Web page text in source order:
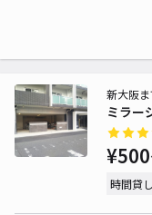
ミラー
新大阪
時間貸